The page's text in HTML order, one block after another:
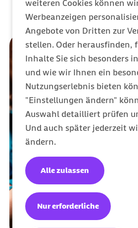
weiteren Cookies können
Werbeanzeigen
Angebote von Dritten zur
stellen. Oder herausfinden,
Inhalte Sie sich besonders
und wie wir Ihnen ein
Nutzungserlebnis bieten
"Einstellungen ändern"
Auswahl detailliert prüfen
Und auch später jederzeit
ändern.
Nur erforderliche
Alle zulassen